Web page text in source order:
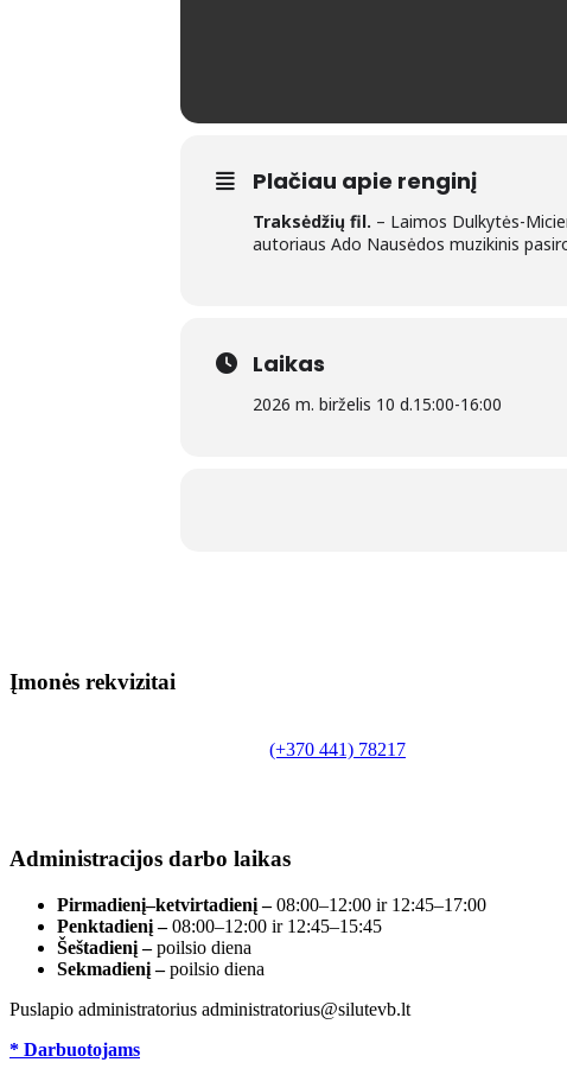
Plačiau apie renginį
Traksėdžių fil. – Laimos Dulkytės-
autoriaus Ado Nausėdos muzikinis
Laikas
2026 m. birželis 10 d.15:00-16:00
Įmonės rekvizitai
(+370 441) 78217
Administracijos darbo laikas
Pirmadienį–ketvirtadienį –08:00–12:00 ir 12:45–17:00
Penktadienį –08:00–12:00 ir 12:45–15:45
Šeštadienį –poilsio diena
Sekmadienį –poilsio diena
Puslapio administratorius administratorius@silutevb.lt
* Darbuotojams